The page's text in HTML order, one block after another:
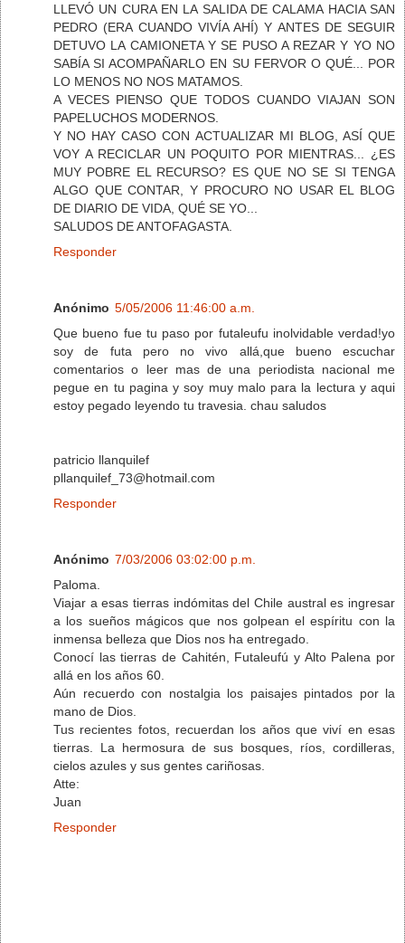
LLEVÓ UN CURA EN LA SALIDA DE CALAMA HACIA SAN
PEDRO (ERA CUANDO VIVÍA AHÍ) Y ANTES DE SEGUIR
DETUVO LA CAMIONETA Y SE PUSO A REZAR Y YO NO
SABÍA SI ACOMPAÑARLO EN SU FERVOR O QUÉ... POR
LO MENOS NO NOS MATAMOS.
A VECES PIENSO QUE TODOS CUANDO VIAJAN SON
PAPELUCHOS MODERNOS.
Y NO HAY CASO CON ACTUALIZAR MI BLOG, ASÍ QUE
VOY A RECICLAR UN POQUITO POR MIENTRAS... ¿ES
MUY POBRE EL RECURSO? ES QUE NO SE SI TENGA
ALGO QUE CONTAR, Y PROCURO NO USAR EL BLOG
DE DIARIO DE VIDA, QUÉ SE YO...
SALUDOS DE ANTOFAGASTA.
Responder
Anónimo 5/05/2006 11:46:00 a.m.
Que bueno fue tu paso por futaleufu inolvidable verdad!yo
soy de futa pero no vivo allá,que bueno escuchar
comentarios o leer mas de una periodista nacional me
pegue en tu pagina y soy muy malo para la lectura y aqui
estoy pegado leyendo tu travesia. chau saludos
patricio llanquilef
pllanquilef_73@hotmail.com
Responder
Anónimo 7/03/2006 03:02:00 p.m.
Paloma.
Viajar a esas tierras indómitas del Chile austral es ingresar
a los sueños mágicos que nos golpean el espíritu con la
inmensa belleza que Dios nos ha entregado.
Conocí las tierras de Cahitén, Futaleufú y Alto Palena por
allá en los años 60.
Aún recuerdo con nostalgia los paisajes pintados por la
mano de Dios.
Tus recientes fotos, recuerdan los años que viví en esas
tierras. La hermosura de sus bosques, ríos, cordilleras,
cielos azules y sus gentes cariñosas.
Atte:
Juan
Responder